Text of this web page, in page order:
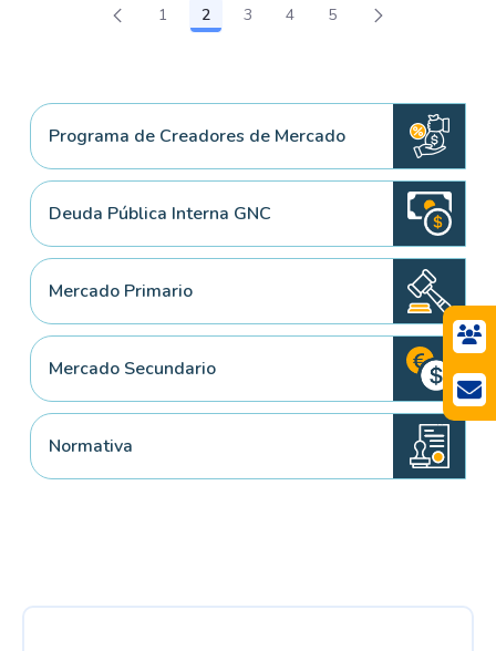
Página
1 Página
2 Página
3 Página
4 Página
5
Programa de Creadores de Mercado
Deuda Pública Interna GNC
Mercado Primario
Mercado Secundario
Normativa